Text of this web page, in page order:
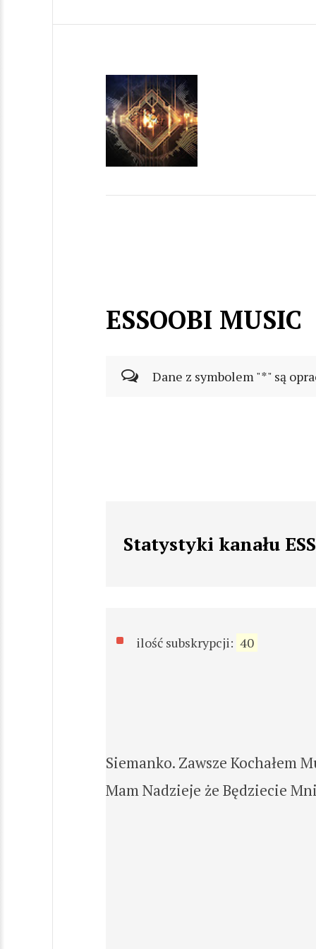
ESSOOBI MUSIC
Dane z symbolem "*" są
Statystyki kanału
ilość subskrypcji: 40
Siemanko. Zawsze Kochałem
Mam Nadzieje że Będziecie